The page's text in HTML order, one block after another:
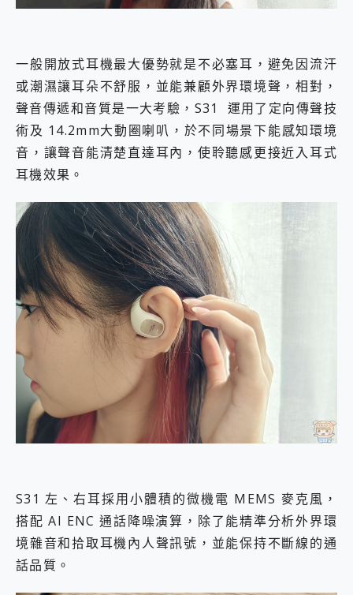
一般開放式耳機最大優勢就是不必塞耳，避免因流汗
或潮濕讓耳朵不舒服，並能兼顧外界環境聲，相對，
聲音傳遞和音質是一大考驗，S31 運用了定向傳聲技
術及 14.2mm大動圈喇叭，於不同場景下能感知環境
音，讓聲音能清楚直達耳內，使聆聽感更接近入耳式
耳機效果。
S31 左、右耳採用小體積的微機電 MEMS 麥克風，
搭配 AI ENC 通話降噪演算，除了能精準分析外界環
境雜音和拾取耳機內人聲訊號，並能保持不斷線的通
話品質。